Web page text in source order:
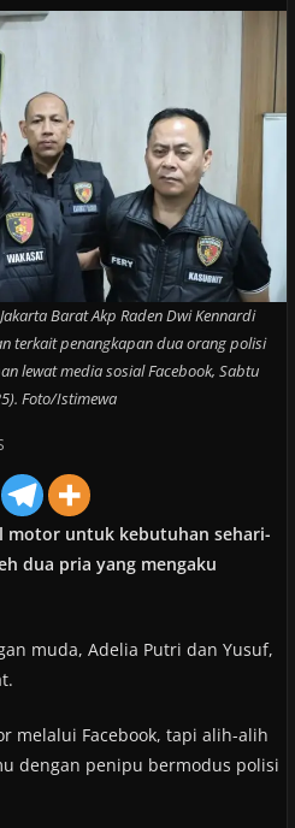
Barat Akp Raden Dwi Kennardi
terkait penangkapan dua orang polisi
lewat media sosial Facebook, Sabtu
Foto/Istimewa
motor untuk kebutuhan sehari-
dua pria yang mengaku
muda, Adelia Putri dan Yusuf,
melalui Facebook, tapi alih-alih
dengan penipu bermodus polisi